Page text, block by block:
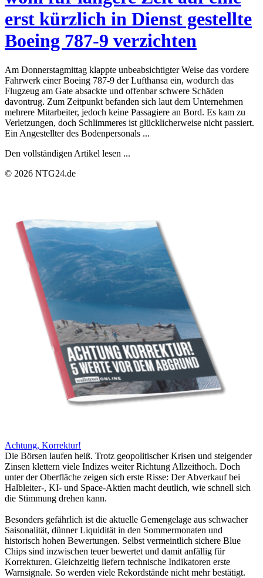
erst kürzlich in Dienst gestellte
Boeing 787-9 verzichten
Am Donnerstagmittag klappte unbeabsichtigter Weise das vordere
Fahrwerk einer Boeing 787-9 der Lufthansa ein, wodurch das
Flugzeug am Gate absackte und offenbar schwere Schäden
davontrug. Zum Zeitpunkt befanden sich laut dem Unternehmen
mehrere Mitarbeiter, jedoch keine Passagiere an Bord. Es kam zu
Verletzungen, doch Schlimmeres ist glücklicherweise nicht passiert.
Ein Angestellter des Bodenpersonals ...
Den vollständigen Artikel lesen ...
© 2026 NTG24.de
Achtung, Korrektur!
Die Börsen laufen heiß. Trotz geopolitischer Krisen und steigender
Zinsen klettern viele Indizes weiter Richtung Allzeithoch. Doch
unter der Oberfläche zeigen sich erste Risse: Der Abverkauf bei
Halbleiter-, KI- und Space-Aktien macht deutlich, wie schnell sich
die Stimmung drehen kann.
Besonders gefährlich ist die aktuelle Gemengelage aus schwacher
Saisonalität, dünner Liquidität in den Sommermonaten und
historisch hohen Bewertungen. Selbst vermeintlich sichere Blue
Chips sind inzwischen teuer bewertet und damit anfällig für
Korrekturen. Gleichzeitig liefern technische Indikatoren erste
Warnsignale. So werden viele Rekordstände nicht mehr bestätigt.